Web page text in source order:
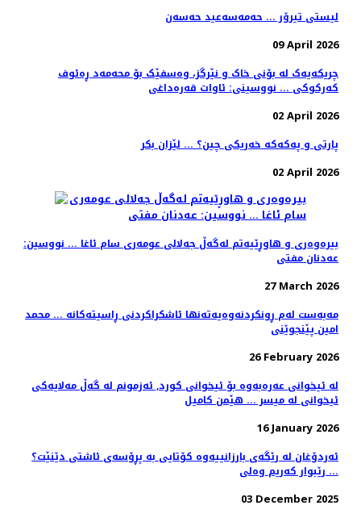
لیستی تیرۆر ... حەمەسەعید حەسەن
09 April 2026
چریکەیەک لە بۆنی خاک و نێرگز، وەسفێک بۆ محەمەد ڕەئوف
کەرکوکی ... نووسینی: ئاوات قەرەداغی
02 April 2026
پارتی و پەکەکە خەریکی چین؟ ... لێزان بکر
02 April 2026
بیره‌وه‌ری و هاوڕێیه‌تم لەگەڵ جه‌لالی عومەری سام ئاغا ... نووسین:
عه‌دنان مفتی
27 March 2026
مەبەست لەم ڕونکردنەوەیەتەنها ئاشکراکردنی ڕاسیتەکانە ... محمد
امین پێنجوێنی
26 February 2026
لە ئیخوانى عەرەبەوە بۆ ئیخوانى کورد, ئەزمونم لە گەڵ مەلایەکى
ئیخوانى لە میسر ... هێمن کامیل
16 January 2026
ئەردۆغان لە رێگەی بارزانییەوە کۆتایی بە پڕۆسەی ئاشتی دێنێت؟
... رێبوار کەریم وەلی
03 December 2025